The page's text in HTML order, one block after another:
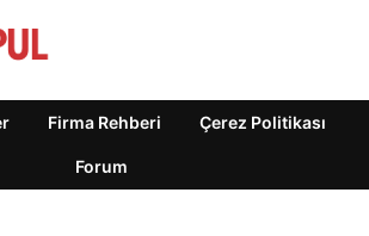
Firma Rehberi Çerez Politikası
Forum